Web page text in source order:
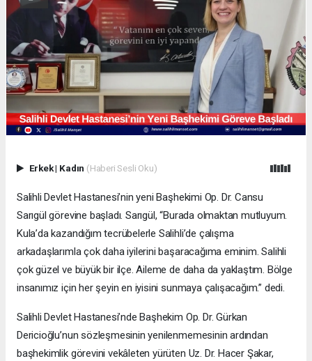
Erkek| Kadın (Haberi Sesli Oku)
Salihli Devlet Hastanesi’nin yeni Başhekimi Op. Dr. Cansu
Sarıgül görevine başladı. Sarıgül, “Burada olmaktan mutluyum.
Kula’da kazandığım tecrübelerle Salihli’de çalışma
arkadaşlarımla çok daha iyilerini başaracağıma eminim. Salihli
çok güzel ve büyük bir ilçe. Aileme de daha da yaklaştım. Bölge
insanımız için her şeyin en iyisini sunmaya çalışacağım.” dedi.
Salihli Devlet Hastanesi’nde Başhekim Op. Dr. Gürkan
Dericioğlu’nun sözleşmesinin yenilenmemesinin ardından
başhekimlik görevini vekâleten yürüten Uz. Dr. Hacer Şakar,